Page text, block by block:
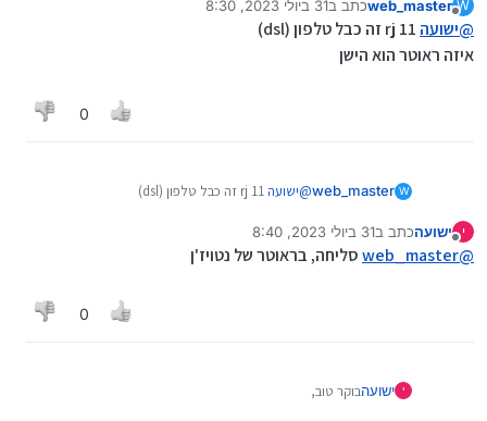
חוץ מזה שאלתי איך אני מגדיר את זה בראוטר של נטויז'ן?
W
מנותק
web_masterכתב ב31 ביולי 2023, 8:30
נערך לאחרונה על ידי
@ישועה
איזה ראוטר הוא הישן
0
W
web_master
@ישועה
י
מנותק
ישועהכתב ב31 ביולי 2023, 8:40
נערך לאחרונה על ידי
@
web_masterסליחה, בראוטר של נטויז'ן
0
י ישועהבוקר טוב,